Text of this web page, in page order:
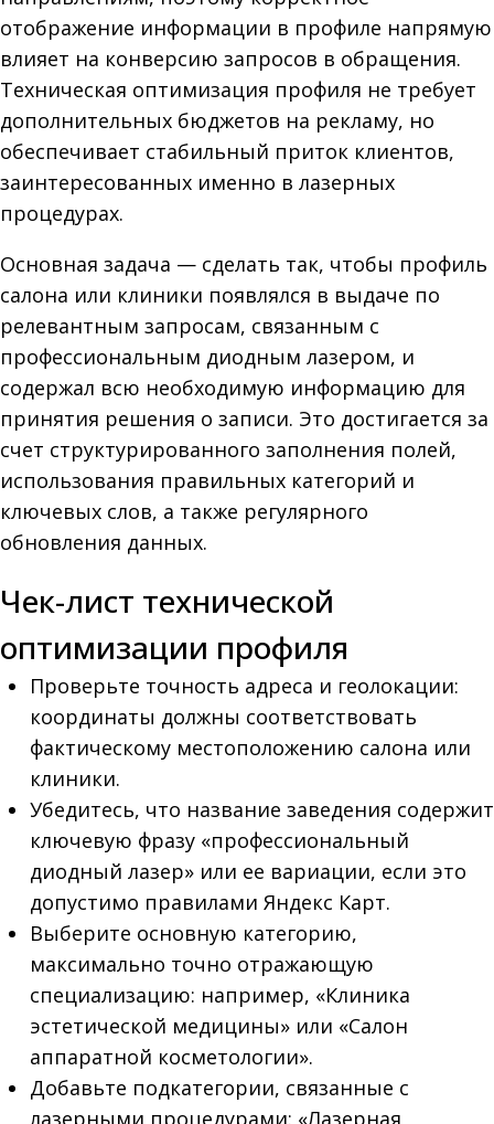
отображение информации в профиле напрямую
влияет на конверсию запросов в обращения.
Техническая оптимизация профиля не требует
дополнительных бюджетов на рекламу, но
обеспечивает стабильный приток клиентов,
заинтересованных именно в лазерных
процедурах.
Основная задача — сделать так, чтобы профиль
салона или клиники появлялся в выдаче по
релевантным запросам, связанным с
профессиональным диодным лазером, и
содержал всю необходимую информацию для
принятия решения о записи. Это достигается за
счет структурированного заполнения полей,
использования правильных категорий и
ключевых слов, а также регулярного
обновления данных.
Чек-лист технической
оптимизации профиля
Проверьте точность адреса и геолокации:
координаты должны соответствовать
фактическому местоположению салона или
клиники.
Убедитесь, что название заведения содержит
ключевую фразу «профессиональный
диодный лазер» или ее вариации, если это
допустимо правилами Яндекс Карт.
Выберите основную категорию,
максимально точно отражающую
специализацию: например, «Клиника
эстетической медицины» или «Салон
аппаратной косметологии».
Добавьте подкатегории, связанные с
лазерными процедурами: «Лазерная